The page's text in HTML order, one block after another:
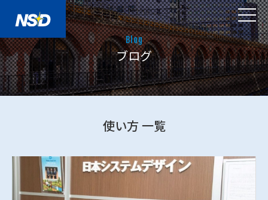
Blog
ブログ
使い方 一覧